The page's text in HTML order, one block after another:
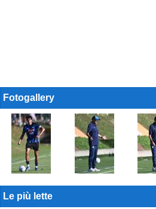
Fotogallery
Le più lette